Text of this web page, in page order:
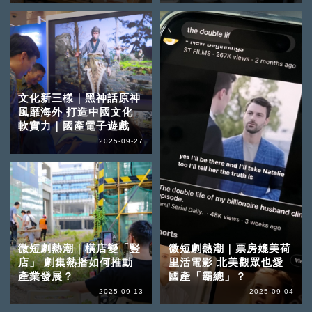
文化新三樣｜黑神話原神
風靡海外 打造中國文化
軟實力｜國產電子遊戲
2025-09-27
微短劇熱潮｜橫店變「豎
店」 劇集熱播如何推動
產業發展？
2025-09-13
微短劇熱潮｜票房媲美荷
里活電影 北美觀眾也愛
國產「霸總」？
2025-09-04